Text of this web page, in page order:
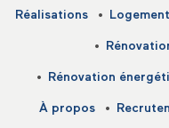
Réalisations
Rénovation
À propos